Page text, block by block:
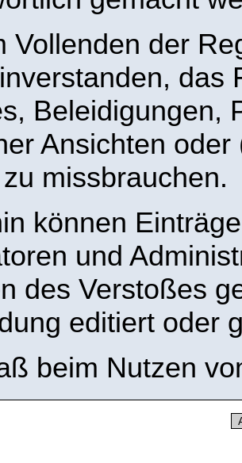
Vollenden der
das
Beleidigungen,
Ansichten
missbrauchen.
können
und
des Verstoßes
editiert oder
beim Nutzen